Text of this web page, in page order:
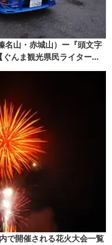
名山・赤城山）ー『頭文字
んま観光県民ライター
で開催される花火大会一覧